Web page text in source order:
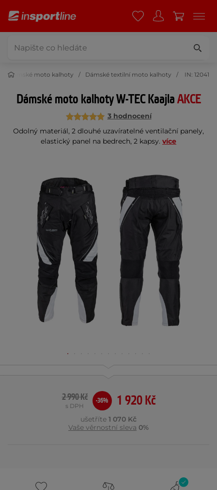
Dámské moto kalhoty Dámské textilní moto kalhoty IN: 12041
Dámské moto kalhoty W-TEC KaajlaAKCE
3 hodnocení
Odolný materiál, 2 dlouhé uzavíratelné ventilační panely,
elastický panel na bedrech, 2 kapsy. více
1 920 Kč
2 990 Kč
s DPH
-36%
ušetříte 1 070 Kč
Vaše věrnostní sleva 0%